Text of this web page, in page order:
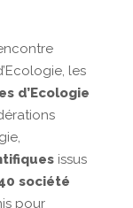
les
d’Ecologie
issus
société
pour